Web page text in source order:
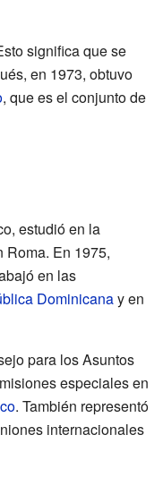
significa que se
en 1973, obtuvo
, que es el conjunto de
estudió en la
En 1975,
en las
Dominicanay en
para los Asuntos
especiales en
. También representó
internacionales